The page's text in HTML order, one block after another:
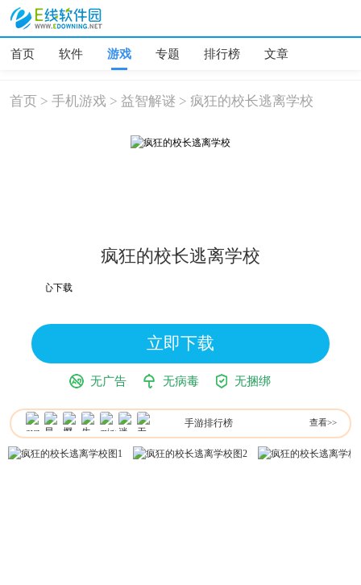
首页 软件 游戏 专题 排行榜 文章
首页 >手机游戏 >益智解谜 >疯狂的校长逃离学校
疯狂的校长逃离学校
报可放心下载
立即下载
无广告 无病毒 无捆绑
手游排行榜 查看>>